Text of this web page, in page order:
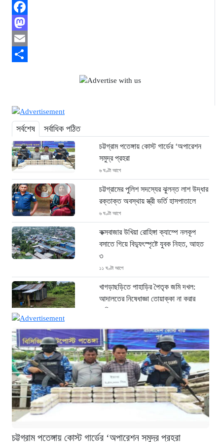
Facebook
Mastodon
Email
সর্বশেষ সর্বাধিক পঠিত
চট্টগ্রাম পতেঙ্গায় কোস্ট গার্ডের ‘অপারেশন
সমুদ্র প্রহরা
৬ ঘণ্টা আগে
চট্টগ্রামের পুলিশ সদস্যের ঝুলন্ত লাশ উদ্ধার
রক্তাক্ত অবস্থায় স্ত্রী ভর্তি হাসপাতালে
৬ ঘণ্টা আগে
কক্সবাজার উখিয়া রোহিঙ্গা ক্যাম্পে নলকূপ
বসাতে গিয়ে বিদ্যুৎস্পৃষ্টে যুবক নিহত, আহত
৩
১১ ঘণ্টা আগে
খাগড়াছড়িতে পাহাড়ির পৈতৃক জমি দখল:
আদালতের নিষেধাজ্ঞা তোয়াক্কা না করার
অভিযোগ
‘ফল প্রকাশের আগেই ঝরল এসএসসি
পরীক্ষার্থীর প্রাণ: সড়ক দুর্ঘটনায় মর্মান্তিক
মৃত্যু’
১২ ঘণ্টা আগে
চীনে শক্তিশালী টাইফুনের আঘাত: ঘর
এক যুগ পর আত্মসমর্পণ: মৃত্যুদণ্ডের বিরুদ্ধে
চট্টগ্রাম পতেঙ্গায় কোস্ট গার্ডের ‘অপারেশন সমুদ্র প্রহরা